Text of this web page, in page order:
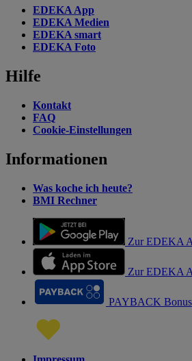
EDEKA App
EDEKA Medien
EDEKA smart
EDEKA Foto
Hilfe
Kontakt
FAQ
Cookie-Einstellungen
Informationen
Was koche ich heute?
BMI Rechner
Zur EDEKA
Zur EDEKA
PAYBACK